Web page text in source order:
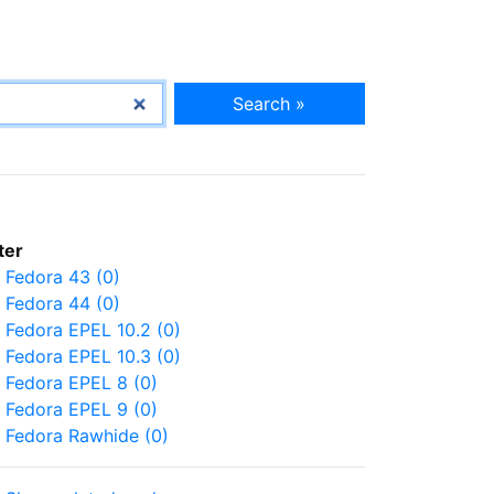
Search »
Fedora 43 (0)
Fedora 44 (0)
Fedora EPEL 10.2 (0)
Fedora EPEL 10.3 (0)
Fedora EPEL 8 (0)
Fedora EPEL 9 (0)
Fedora Rawhide (0)